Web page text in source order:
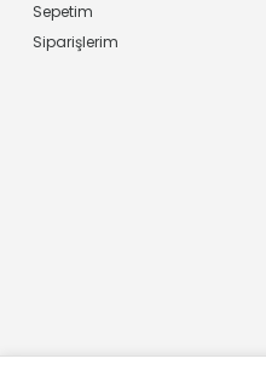
Sepetim
Siparişlerim